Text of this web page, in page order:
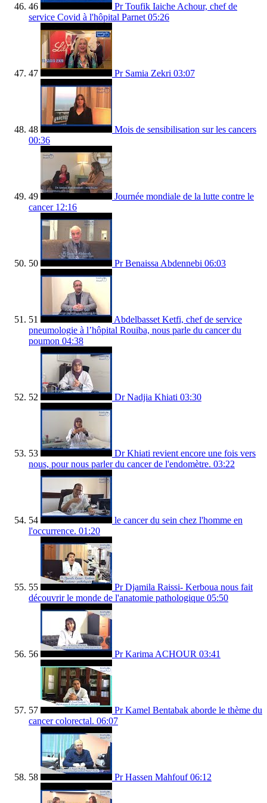
46
Pr Toufik Iaiche Achour, chef de
service Covid à l'hôpital Parnet 05:26
47 Pr Samia Zekri 03:07
48
Mois de sensibilisation sur les cancers
00:36
49
Journée mondiale de la lutte contre le
cancer 12:16
50 Pr Benaissa Abdennebi 06:03
51
Abdelbasset Ketfi, chef de service
pneumologie à l’hôpital Rouiba, nous parle du cancer du
poumon 04:38
52 Dr Nadjia Khiati 03:30
53
Dr Khiati revient encore une fois vers
nous, pour nous parler du cancer de l'endomètre. 03:22
54
le cancer du sein chez l'homme en
l'occurrence. 01:20
55
Pr Djamila Raissi- Kerboua nous fait
découvrir le monde de l'anatomie pathologique 05:50
56 Pr Karima ACHOUR 03:41
57
Pr Kamel Bentabak aborde le thème du
cancer colorectal. 06:07
58 Pr Hassen Mahfouf 06:12